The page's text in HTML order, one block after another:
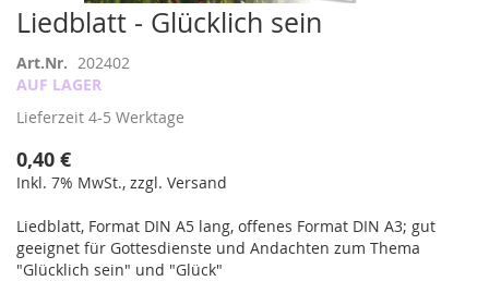
Liedblatt - Glücklich sein
Art.Nr. 202402
AUF LAGER
Lieferzeit 4-5 Werktage
0,40 €
Inkl. 7% MwSt., zzgl. Versand
Liedblatt, Format DIN A5 lang, offenes Format DIN A3; gut
geeignet für Gottesdienste und Andachten zum Thema
"Glücklich sein" und "Glück"
Zum
Anfang
der
Bildergalerie